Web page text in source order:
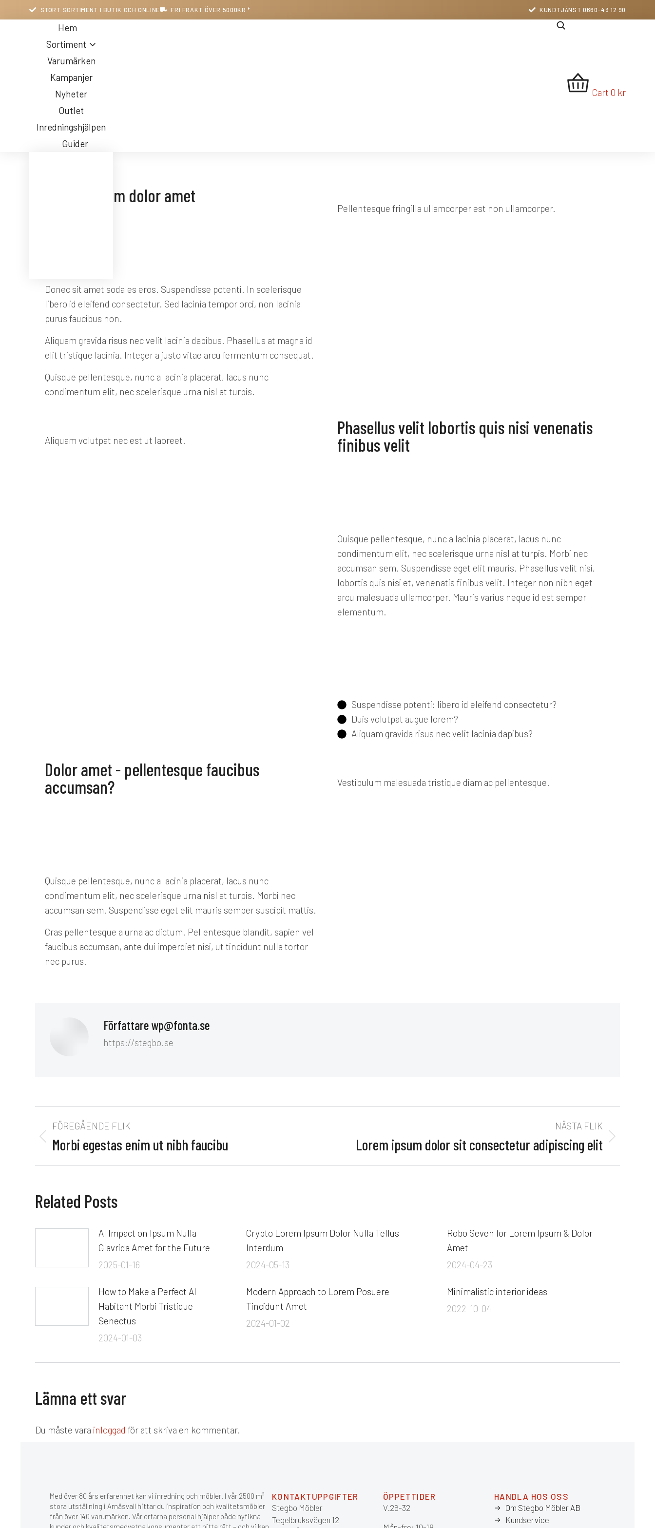
STORT SORTIMENT I BUTIK OCH ONLINE FRI FRAKT ÖVER 5000KR * KUNDTJÄNST 0660-43 12 90
Hem
Sortiment
KONTORET
FÖRETAGET
MATBORD
Varumärken
Kampanjer
Nyheter
Outlet
Inredningshjälpen
Guider
Cart 0 kr
Lorem ipsum dolor amet
Donec sit amet sodales eros. Suspendisse potenti. In scelerisque
libero id eleifend consectetur. Sed lacinia tempor orci, non lacinia
purus faucibus non.
Aliquam gravida risus nec velit lacinia dapibus. Phasellus at magna id
elit tristique lacinia. Integer a justo vitae arcu fermentum consequat.
Quisque pellentesque, nunc a lacinia placerat, lacus nunc
condimentum elit, nec scelerisque urna nisl at turpis.
Pellentesque fringilla ullamcorper est non ullamcorper.
Aliquam volutpat nec est ut laoreet.
Phasellus velit lobortis quis nisi venenatis
finibus velit
Quisque pellentesque, nunc a lacinia placerat, lacus nunc
condimentum elit, nec scelerisque urna nisl at turpis. Morbi nec
accumsan sem. Suspendisse eget elit mauris. Phasellus velit nisi,
lobortis quis nisi et, venenatis finibus velit. Integer non nibh eget
arcu malesuada ullamcorper. Mauris varius neque id est semper
elementum.
Suspendisse potenti: libero id eleifend consectetur?
Duis volutpat augue lorem?
Aliquam gravida risus nec velit lacinia dapibus?
Dolor amet - pellentesque faucibus
accumsan?
Quisque pellentesque, nunc a lacinia placerat, lacus nunc
condimentum elit, nec scelerisque urna nisl at turpis. Morbi nec
accumsan sem. Suspendisse eget elit mauris semper suscipit mattis.
Cras pellentesque a urna ac dictum. Pellentesque blandit, sapien vel
faucibus accumsan, ante dui imperdiet nisi, ut tincidunt nulla tortor
nec purus.
Vestibulum malesuada tristique diam ac pellentesque.
Författarewp@fonta.se
https://stegbo.se
FÖREGÅENDE FLIK
Morbi egestas enim ut nibh faucibu
NÄSTA FLIK
Lorem ipsum dolor sit consectetur adipiscing elit
Related Posts
AI Impact on Ipsum Nulla
Glavrida Amet for the Future
2025-01-16
Crypto Lorem Ipsum Dolor Nulla Tellus
Interdum
2024-05-13
Robo Seven for Lorem Ipsum & Dolor
Amet
2024-04-23
How to Make a Perfect AI
Habitant Morbi Tristique
Senectus
2024-01-03
Modern Approach to Lorem Posuere
Tincidunt Amet
2024-01-02
Minimalistic interior ideas
2022-10-04
Lämna ett svar
Du måste vara inloggad för att skriva en kommentar.
Med över 80 års erfarenhet kan vi inredning och möbler. I vår 2500 m²
stora utställning i Arnäsvall hittar du inspiration och kvalitetsmöbler
från över 140 varumärken. Vår erfarna personal hjälper både nyfikna
KONTAKTUPPGIFTER
Stegbo Möbler
Tegelbruksvägen 12
ÖPPETTIDER
V.26-32
HANDLA HOS OSS
Om Stegbo Möbler AB
Kundservice